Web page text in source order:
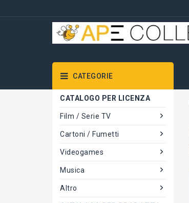
CATEGORIE
CATALOGO PER LICENZA
Film / Serie TV
Cartoni / Fumetti
Videogames
Musica
Altro